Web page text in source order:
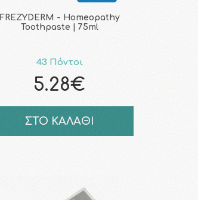
FREZYDERM - Homeopathy
Toothpaste | 75ml
43 Πόντοι
5.28€
ΣΤΟ ΚΑΛΑΘΙ